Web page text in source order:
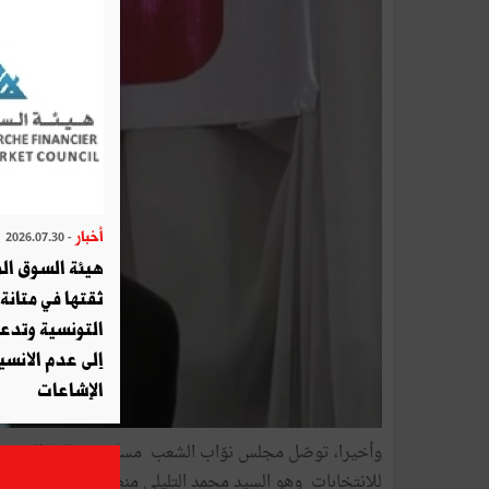
أخبار - 2026.07.30
هيئة السوق
ثقتها في
التونسية
إلى عدم
الإشاعات